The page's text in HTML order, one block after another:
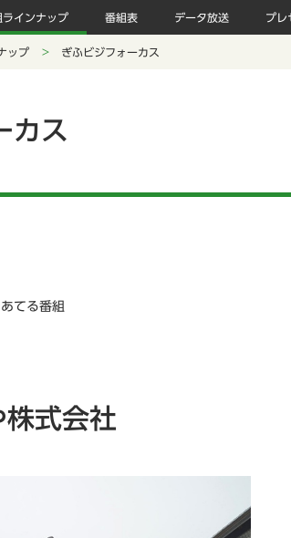
ラインナップ 番組表 データ放送 プレ
ップ ぎふビジフォーカス
カス
てる番組
株式会社